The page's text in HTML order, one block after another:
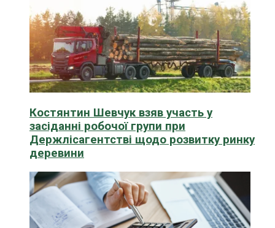
Костянтин Шевчук взяв участь у
засіданні робочої групи при
Держлісагентстві щодо розвитку ринку
деревини